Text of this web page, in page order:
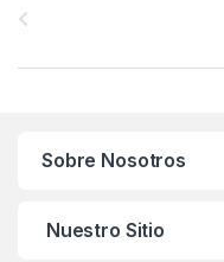
Sobre Nosotros
Nuestro Sitio